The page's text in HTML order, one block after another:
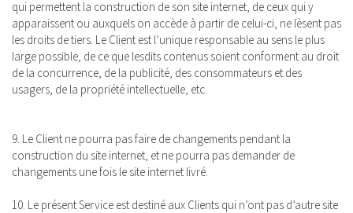
qui permettent la construction de son site internet, de ceux qui y
apparaissent ou auxquels on accède à partir de celui-ci, ne lèsent pas
les droits de tiers. Le Client est l’unique responsable au sens le plus
large possible, de ce que lesdits contenus soient conforment au droit
de la concurrence, de la publicité, des consommateurs et des
usagers, de la propriété intellectuelle, etc.
9. Le Client ne pourra pas faire de changements pendant la
construction du site internet, et ne pourra pas demander de
changements une fois le site internet livré.
10. Le présent Service est destiné aux Clients qui n’ont pas d’autre site